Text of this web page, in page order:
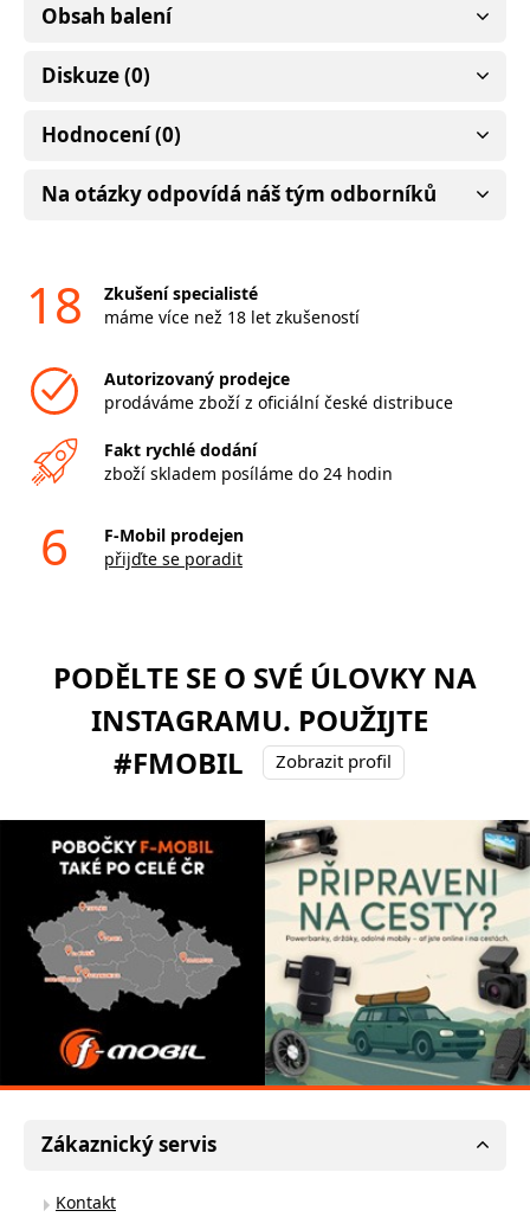
Obsah balení
Diskuze (0)
Hodnocení (0)
Na otázky odpovídá náš tým odborníků
18
Zkušení specialisté
máme více než 18 let zkušeností
Autorizovaný prodejce
prodáváme zboží z oficiální české distribuce
Fakt rychlé dodání
zboží skladem posíláme do 24 hodin
6
F-Mobil prodejen
přijďte se poradit
PODĚLTE SE O SVÉ ÚLOVKY NA
INSTAGRAMU. POUŽIJTE
#FMOBIL
Zobrazit profil
Zákaznický servis
Kontakt